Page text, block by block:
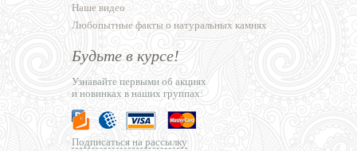
Наше видео
Любопытные факты о натуральных камнях
Будьте в курсе!
Узнавайте первыми об акциях
и новинках в наших группах:
Подписаться на рассылку